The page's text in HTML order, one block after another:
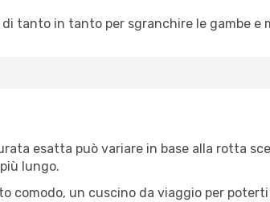
tanto in tanto per sgranchire le gambe e
esatta può variare in base alla rotta
lungo.
comodo, un cuscino da viaggio per